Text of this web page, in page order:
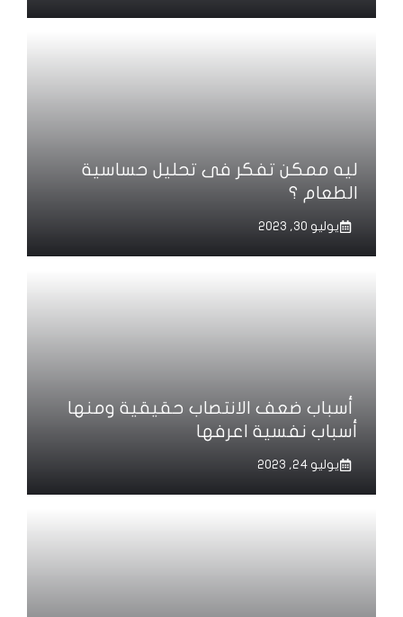
ليه ممكن تفكر فى تحليل حساسية
الطعام ؟
يوليو 30, 2023
أسباب ضعف الانتصاب حقيقية ومنها
أسباب نفسية اعرفها
يوليو 24, 2023